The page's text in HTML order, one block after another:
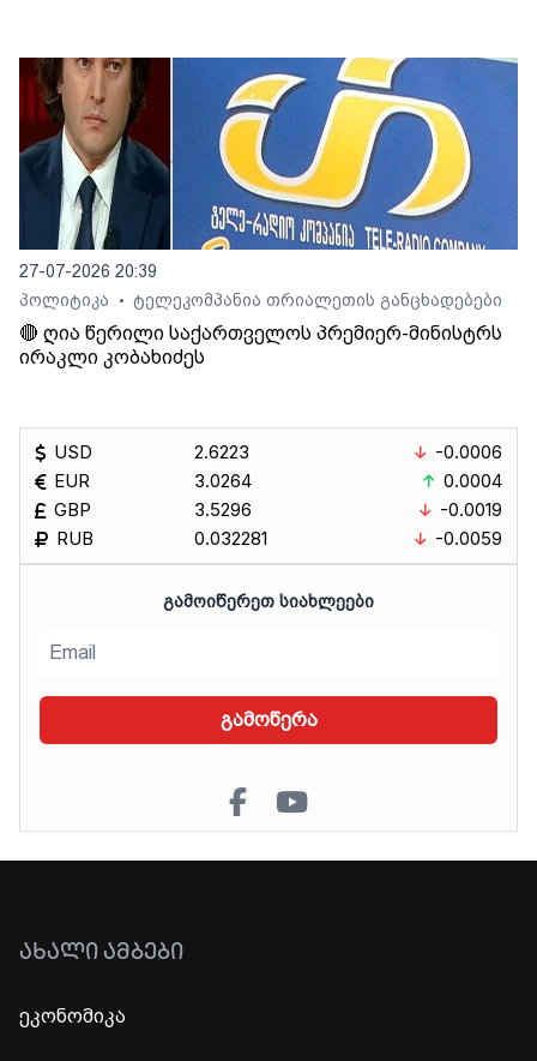
27-07-2026 20:39
პოლიტიკა
• ტელეკომპანია თრიალეთის განცხადებები
🔴 ღია წერილი საქართველოს პრემიერ-მინისტრს
ირაკლი კობახიძეს
USD
EUR
GBP
RUB
2.6223
3.0264
3.5296
0.032281
-0.0006
0.0004
-0.0019
-0.0059
ᲒᲐᲛᲝᲘᲬᲔᲠᲔᲗ ᲡᲘᲐᲮᲚᲔᲔᲑᲘ
გამოწერა
ᲐᲮᲐᲚᲘ ᲐᲛᲑᲔᲑᲘ
ეკონომიკა